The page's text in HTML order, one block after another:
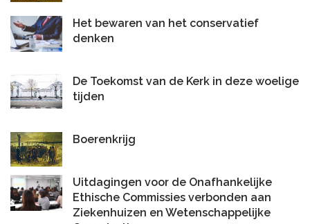
Het bewaren van het conservatief
denken
De Toekomst van de Kerk in deze woelige
tijden
Boerenkrijg
Uitdagingen voor de Onafhankelijke
Ethische Commissies verbonden aan
Ziekenhuizen en Wetenschappelijke